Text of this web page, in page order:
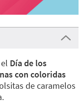
Día de los
con coloridas
de caramelos